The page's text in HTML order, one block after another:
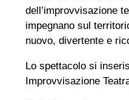
dell’improvvisazione
impegnano sul
nuovo, divertente e
Lo spettacolo si
Improvvisazione